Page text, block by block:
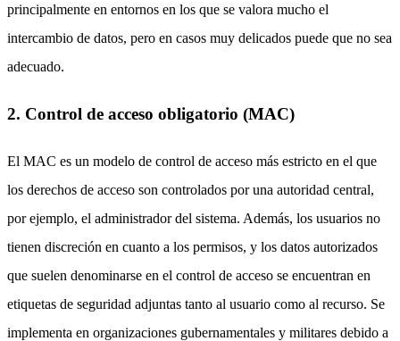
principalmente en entornos en los que se valora mucho el
intercambio de datos, pero en casos muy delicados puede que no sea
adecuado.
2. Control de acceso obligatorio (MAC)
El MAC es un modelo de control de acceso más estricto en el que
los derechos de acceso son controlados por una autoridad central,
por ejemplo, el administrador del sistema. Además, los usuarios no
tienen discreción en cuanto a los permisos, y los datos autorizados
que suelen denominarse en el control de acceso se encuentran en
etiquetas de seguridad adjuntas tanto al usuario como al recurso. Se
implementa en organizaciones gubernamentales y militares debido a